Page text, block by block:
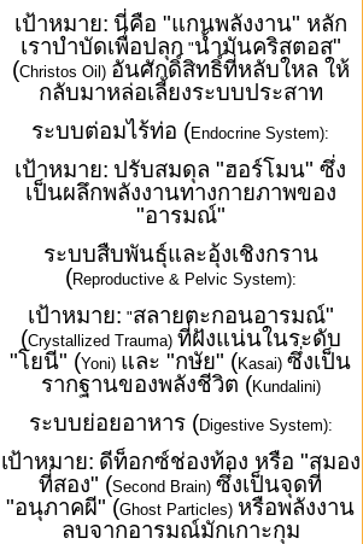
เป้าหมาย: นี่คือ "แกนพลังงาน" หลัก
เราบำบัดเพื่อปลุก "น้ำมันคริสตอส"
(Christos Oil) อันศักดิ์สิทธิ์ที่หลับใหล ให้
กลับมาหล่อเลี้ยงระบบประสาท
ระบบต่อมไร้ท่อ (Endocrine System):
เป้าหมาย: ปรับสมดุล "ฮอร์โมน" ซึ่ง
เป็นผลึกพลังงานทางกายภาพของ
"อารมณ์"
ระบบสืบพันธุ์และอุ้งเชิงกราน
(Reproductive & Pelvic System):
เป้าหมาย: "สลายตะกอนอารมณ์"
(Crystallized Trauma) ที่ฝังแน่นในระดับ
"โยนี" (Yoni) และ "กษัย" (Kasai)ซึ่งเป็น
รากฐานของพลังชีวิต (Kundalini)
ระบบย่อยอาหาร (Digestive System):
เป้าหมาย: ดีท็อกซ์ช่องท้อง หรือ "สมอง
ที่สอง" (Second Brain)ซึ่งเป็นจุดที่
"อนุภาคผี" (Ghost Particles) หรือพลังงาน
ลบจากอารมณ์มักเกาะกุม